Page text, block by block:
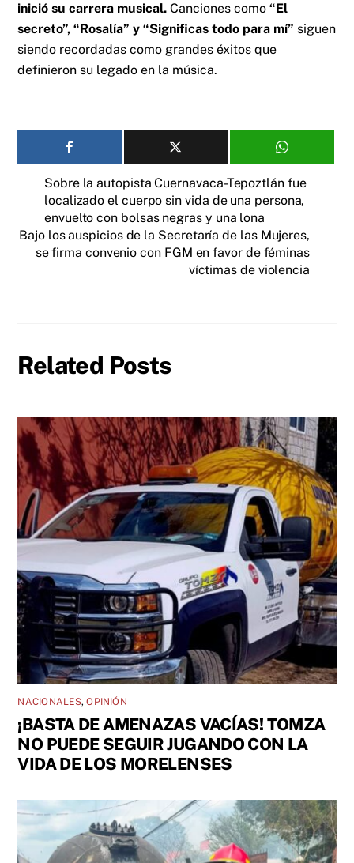
inició su carrera musical. Canciones como“El
secreto”, “Rosalía” y “Significas todo para mí” siguen
siendo recordadas como grandes éxitos que
definieron su legado en la música.
Sobre la autopista Cuernavaca-Tepoztlán fue
localizado el cuerpo sin vida de una persona,
envuelto con bolsas negras y una lona
Bajo los auspicios de la Secretaría de las Mujeres,
se firma convenio con FGM en favor de féminas
víctimas de violencia
Related Posts
NACIONALES,OPINIÓN
¡BASTA DE AMENAZAS VACÍAS! TOMZA
NO PUEDE SEGUIR JUGANDO CON LA
VIDA DE LOS MORELENSES